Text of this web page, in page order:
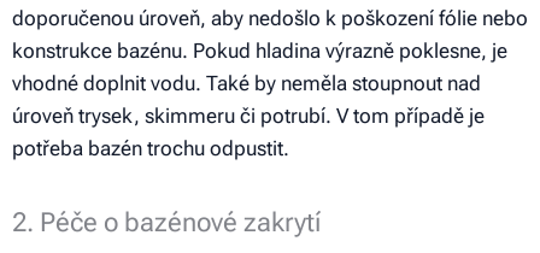
doporučenou úroveň, aby nedošlo k poškození fólie nebo
konstrukce bazénu. Pokud hladina výrazně poklesne, je
vhodné doplnit vodu. Také by neměla stoupnout nad
úroveň trysek, skimmeru či potrubí. V tom případě je
potřeba bazén trochu odpustit.
2. Péče o bazénové zakrytí